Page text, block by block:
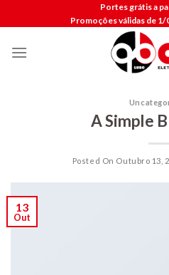
to
Portes grátis a
Promoções válidas de
A Simple
Posted On Outubro 13,
13
Out